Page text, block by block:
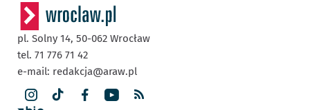
pl. Solny 14, 50-062 Wrocław
tel. 71 776 71 42
e-mail: redakcja@araw.pl